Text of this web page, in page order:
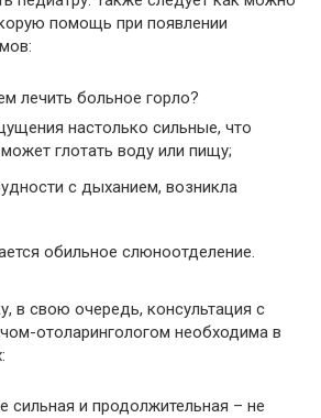
помощь при появлении
настолько сильные, что
глотать воду или пищу;
с дыханием, возникла
обильное слюноотделение.
в свою очередь, консультация с
отоларингологом необходима в
сильная и продолжительная – не